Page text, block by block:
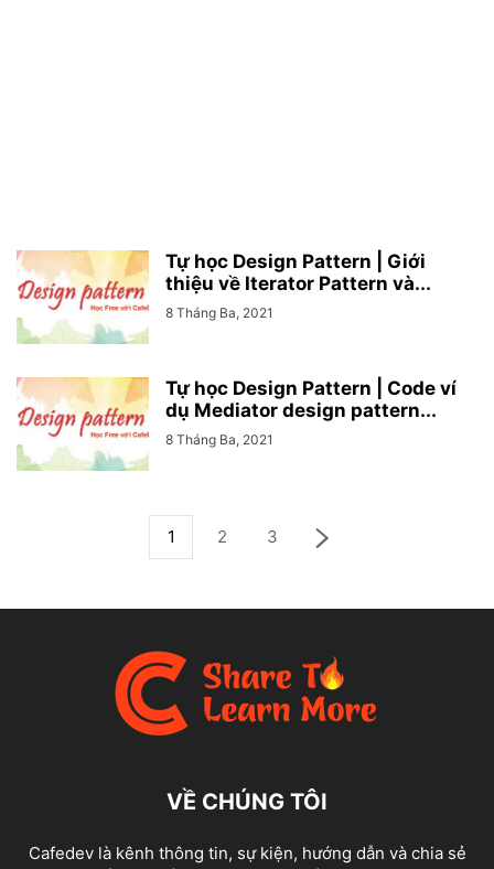
Tự học Design Pattern | Giới
thiệu về Iterator Pattern và...
8 Tháng Ba, 2021
Tự học Design Pattern | Code ví
dụ Mediator design pattern...
8 Tháng Ba, 2021
1 2 3
VỀ CHÚNG TÔI
Cafedev là kênh thông tin, sự kiện, hướng dẫn và chia sẻ